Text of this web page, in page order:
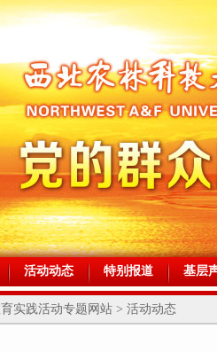
活动动态 特别报道 基层
实践活动专题网站 > 活动动态